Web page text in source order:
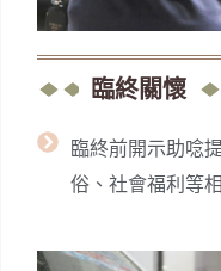
臨終關懷
臨終前開示助唸
俗、社會福利等